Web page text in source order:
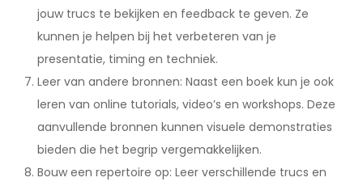
jouw trucs te bekijken en feedback te geven. Ze
kunnen je helpen bij het verbeteren van je
presentatie, timing en techniek.
Leer van andere bronnen: Naast een boek kun je ook
leren van online tutorials, video’s en workshops. Deze
aanvullende bronnen kunnen visuele demonstraties
bieden die het begrip vergemakkelijken.
Bouw een repertoire op: Leer verschillende trucs en